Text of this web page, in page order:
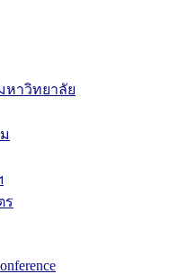
หาวิทยาลัย
ร